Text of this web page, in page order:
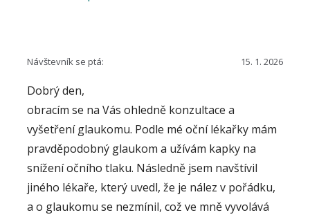
Návštevník se ptá: 15. 1. 2026
Dobrý den,
obracím se na Vás ohledně konzultace a
vyšetření glaukomu. Podle mé oční lékařky mám
pravděpodobný glaukom a užívám kapky na
snížení očního tlaku. Následně jsem navštívil
jiného lékaře, který uvedl, že je nález v pořádku,
a o glaukomu se nezmínil, což ve mně vyvolává